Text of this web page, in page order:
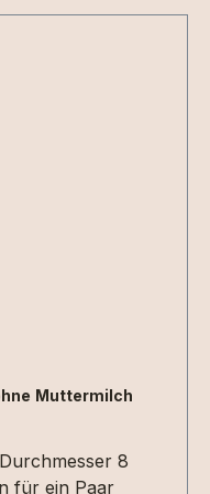
Muttermilch
8
für ein Paar